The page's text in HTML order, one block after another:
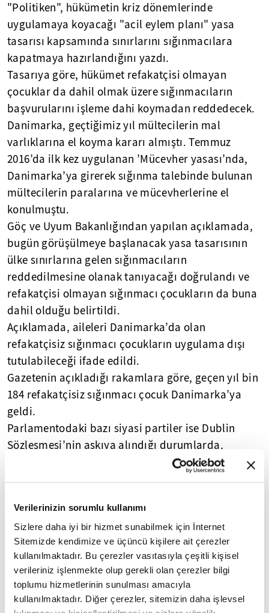
Verilerinizin sorumlu kullanımı
Sizlere daha iyi bir hizmet sunabilmek için İnternet
Sitemizde kendimize ve üçüncü kişilere ait çerezler
kullanılmaktadır. Bu çerezler vasıtasıyla çeşitli kişisel
verileriniz işlenmekte olup gerekli olan çerezler bilgi
toplumu hizmetlerinin sunulması amacıyla
kullanılmaktadır. Diğer çerezler, sitemizin daha işlevsel
"Politiken", hükümetin kriz dönemlerinde
uygulamaya koyacağı "acil eylem planı" yasa
tasarısı kapsamında sınırlarını sığınmacılara
kapatmaya hazırlandığını yazdı.
Tasarıya göre, hükümet refakatçisi olmayan
çocuklar da dahil olmak üzere sığınmacıların
başvurularını işleme dahi koymadan reddedecek.
Danimarka, geçtiğimiz yıl mültecilerin mal
varlıklarına el koyma kararı almıştı. Temmuz
2016’da ilk kez uygulanan ’Mücevher yasası’nda,
Danimarka’ya girerek sığınma talebinde bulunan
mültecilerin paralarına ve mücevherlerine el
konulmuştu.
Göç ve Uyum Bakanlığından yapılan açıklamada,
bugün görüşülmeye başlanacak yasa tasarısının
ülke sınırlarına gelen sığınmacıların
reddedilmesine olanak tanıyacağı doğrulandı ve
refakatçisi olmayan sığınmacı çocukların da buna
dahil olduğu belirtildi.
Açıklamada, aileleri Danimarka’da olan
refakatçisiz sığınmacı çocukların uygulama dışı
tutulabileceği ifade edildi.
Gazetenin açıkladığı rakamlara göre, geçen yıl bin
184 refakatçisiz sığınmacı çocuk Danimarka’ya
geldi.
Parlamentodaki bazı siyasi partiler ise Dublin
Sözleşmesi’nin askıya alındığı durumlarda,
sığınmacılara uygulanması planlanan "acil eylem
planı" yasa tasarısının "acımasız ve insanlık dışı"
Yasal Uyarı:Yayınlanan köşe yazısı/haberin tüm hakları
Turkuvaz Medya Grubu'na aittir. Kaynak gösterilse dahi
köşe yazısı/haberin tamamı özel izin alınmadan
Ancak alıntılanan köşe yazısı/haberin bir bölümü,
alıntılanan habere aktif link verilerek kullanılabilir.
Ayrıntılar için lütfentıklayın.